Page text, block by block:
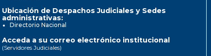
Ubicación de Despachos Judiciales y Sedes
administrativas:
Directorio Nacional
Acceda a su correo electrónico institucional
(Servidores Judiciales)